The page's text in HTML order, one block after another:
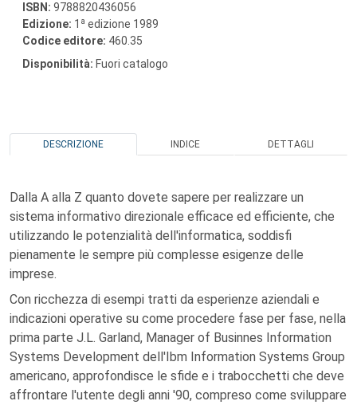
ISBN: 9788820436056
Edizione: 1 a edizione 1989
Codice editore: 460.35
Disponibilità: Fuori catalogo
DESCRIZIONE INDICE DETTAGLI
Dalla A alla Z quanto dovete sapere per realizzare un
sistema informativo direzionale efficace ed efficiente, che
utilizzando le potenzialità dell'informatica, soddisfi
pienamente le sempre più complesse esigenze delle
imprese.
Con ricchezza di esempi tratti da esperienze aziendali e
indicazioni operative su come procedere fase per fase, nella
prima parte J.L. Garland, Manager of Businnes Information
Systems Development dell'Ibm Information Systems Group
americano, approfondisce le sfide e i trabocchetti che deve
affrontare l'utente degli anni '90, compreso come sviluppare